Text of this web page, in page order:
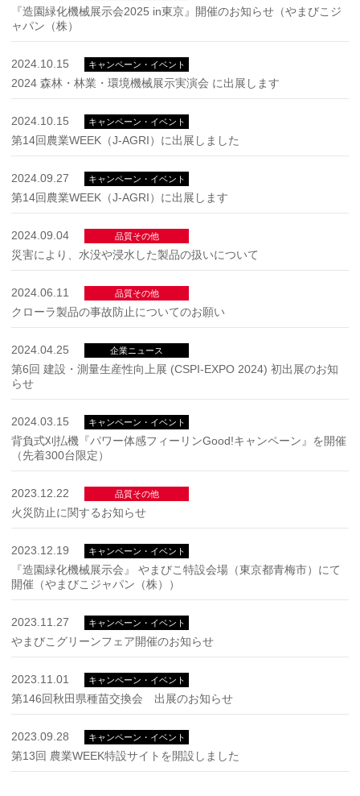
『造園緑化機械展示会2025 in東京』開催のお知らせ（やまびこジ
ャパン（株）
2024.10.15 キャンペーン・イベント
2024 森林・林業・環境機械展示実演会 に出展します
2024.10.15 キャンペーン・イベント
第14回農業WEEK（J-AGRI）に出展しました
2024.09.27 キャンペーン・イベント
第14回農業WEEK（J-AGRI）に出展します
2024.09.04 品質その他
災害により、水没や浸水した製品の扱いについて
2024.06.11 品質その他
クローラ製品の事故防止についてのお願い
2024.04.25 企業ニュース
第6回 建設・測量生産性向上展 (CSPI-EXPO 2024) 初出展のお知
らせ
2024.03.15 キャンペーン・イベント
背負式刈払機『パワー体感フィーリンGood!キャンペーン』を開催
（先着300台限定）
2023.12.22 品質その他
火災防止に関するお知らせ
2023.12.19 キャンペーン・イベント
『造園緑化機械展示会』 やまびこ特設会場（東京都青梅市）にて
開催（やまびこジャパン（株））
2023.11.27 キャンペーン・イベント
やまびこグリーンフェア開催のお知らせ
2023.11.01 キャンペーン・イベント
第146回秋田県種苗交換会 出展のお知らせ
2023.09.28 キャンペーン・イベント
第13回 農業WEEK特設サイトを開設しました